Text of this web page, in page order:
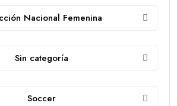
Nacional Femenina
Sin categoría
Soccer